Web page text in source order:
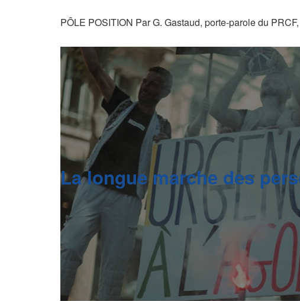
PÔLE POSITION Par G. Gastaud, porte-parole du
La longue marche des